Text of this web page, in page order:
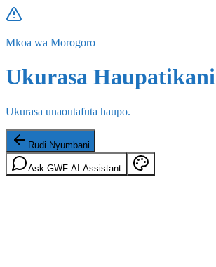
Mkoa wa Morogoro
Ukurasa Haupatikani
Ukurasa unaoutafuta haupo.
Rudi Nyumbani
Ask GWF AI Assistant